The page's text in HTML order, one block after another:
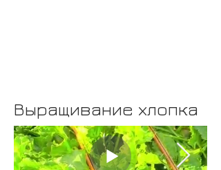
Выращивание хлопка